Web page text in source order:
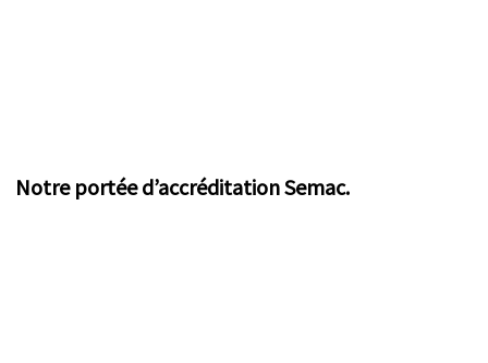
Notre portée d’accréditation Semac.